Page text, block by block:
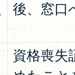
後、窓口
資格喪失